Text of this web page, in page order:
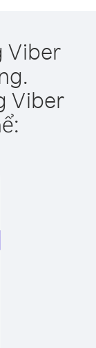
Viber
Viber